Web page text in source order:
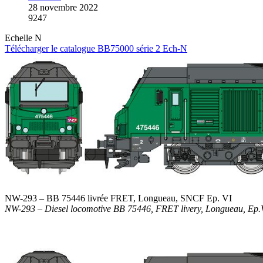
28 novembre 2022
9247
Echelle N
Télécharger le catalogue BB75000 série 2 Ech-N
NW-293 – BB 75446 livrée FRET, Longueau, SNCF Ep. VI
NW-293 – Diesel locomotive BB 75446, FRET livery, Longueau,